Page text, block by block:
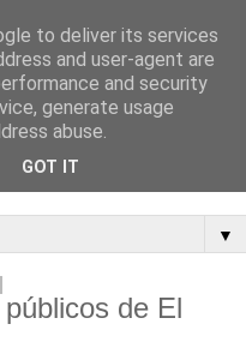
▼
de El
to deliver its services
and user-agent are
and security
generate usage
abuse.
GOT IT